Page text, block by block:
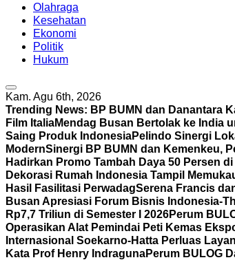
Olahraga
Kesehatan
Ekonomi
Politik
Hukum
Kam. Agu 6th, 2026
Trending News: BP BUMN dan Danantara
Film ItaliaMendag Busan Bertolak ke India
Saing Produk IndonesiaPelindo Sinergi
ModernSinergi BP BUMN dan Kemenkeu,
Hadirkan Promo Tambah Daya 50 Persen di
Dekorasi Rumah Indonesia Tampil
Hasil Fasilitasi PerwadagSerena Francis
Busan Apresiasi Forum Bisnis Indonesia-
Rp7,7 Triliun di Semester I 2026Perum
Operasikan Alat Pemindai Peti Kemas
Internasional Soekarno-Hatta Perluas
Kata Prof Henry IndragunaPerum BULOG